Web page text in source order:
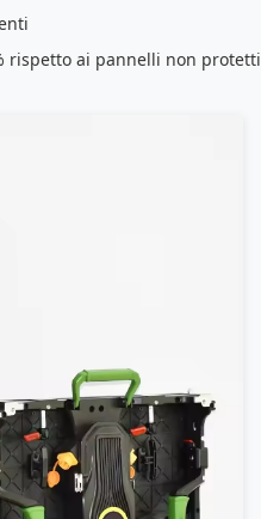
rispetto ai pannelli non protetti